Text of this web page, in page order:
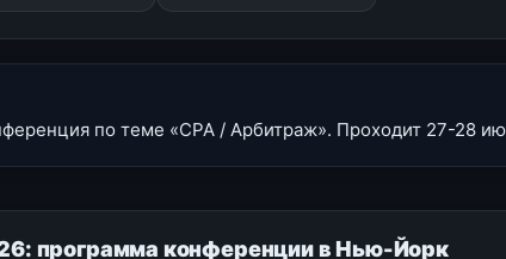
по теме «CPA / Арбитраж». Проходит 27-28
программа конференции в Нью-Йорк